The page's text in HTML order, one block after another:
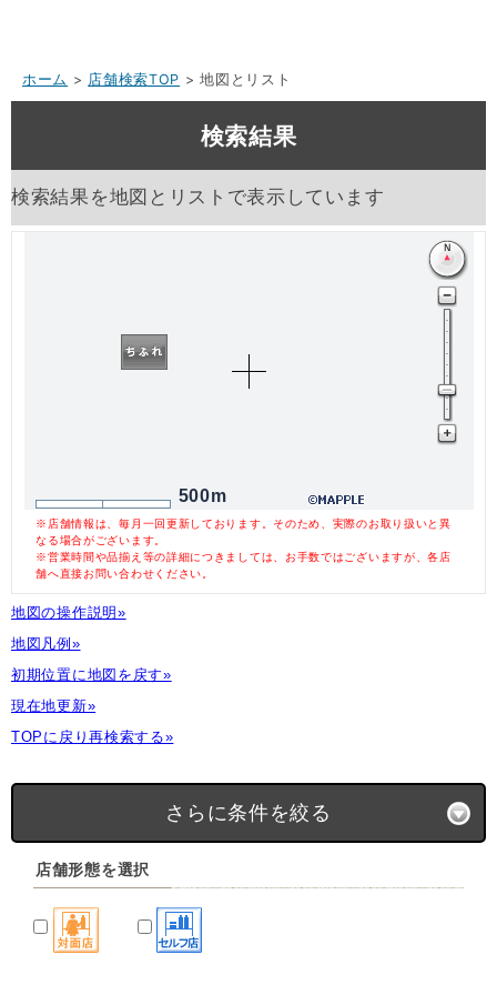
ホーム > 店舗検索TOP > 地図とリスト
検索結果
検索結果を地図とリストで表示しています
500m
※店舗情報は、毎月一回更新しております。そのため、実際のお取り扱いと異
なる場合がございます。
※営業時間や品揃え等の詳細につきましては、お手数ではございますが、各店
舗へ直接お問い合わせください。
地図の操作説明»
地図凡例»
初期位置に地図を戻す»
現在地更新»
TOPに戻り再検索する»
さらに条件を絞る
店舗形態を選択